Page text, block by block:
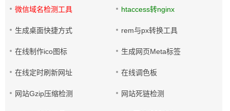
微信域名检测工具 htaccess转nginx
生成桌面快捷方式 rem与px转换工具
在线制作ico图标 生成网页Meta标签
在线定时刷新网址 在线调色板
网站Gzip压缩检测 网站死链检测